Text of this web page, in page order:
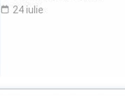
24 iulie